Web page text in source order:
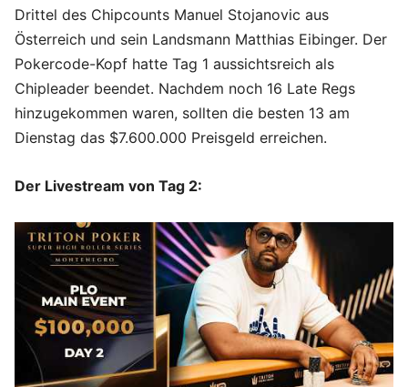
Drittel des Chipcounts Manuel Stojanovic aus
Österreich und sein Landsmann Matthias Eibinger. Der
Pokercode-Kopf hatte Tag 1 aussichtsreich als
Chipleader beendet. Nachdem noch 16 Late Regs
hinzugekommen waren, sollten die besten 13 am
Dienstag das $7.600.000 Preisgeld erreichen.
Der Livestream von Tag 2: